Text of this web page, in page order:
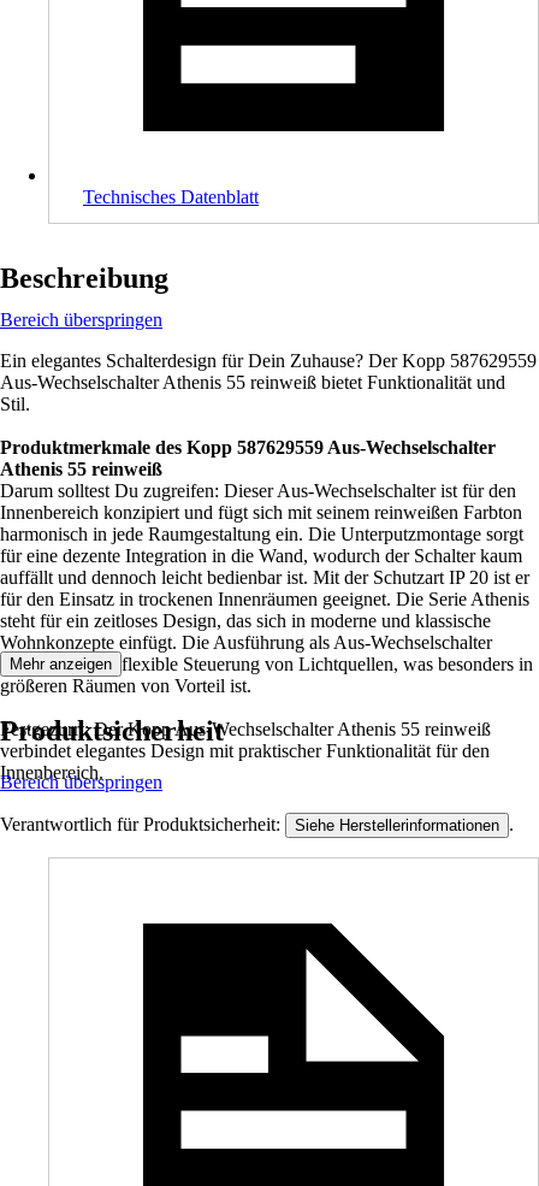
Technisches Datenblatt
Beschreibung
Bereich überspringen
Ein elegantes Schalterdesign für Dein Zuhause? Der Kopp 587629559
Aus-Wechselschalter Athenis 55 reinweiß bietet Funktionalität und
Stil.
Produktmerkmale des Kopp 587629559 Aus-Wechselschalter
Athenis 55 reinweiß
Darum solltest Du zugreifen: Dieser Aus-Wechselschalter ist für den
Innenbereich konzipiert und fügt sich mit seinem reinweißen Farbton
harmonisch in jede Raumgestaltung ein. Die Unterputzmontage sorgt
für eine dezente Integration in die Wand, wodurch der Schalter kaum
auffällt und dennoch leicht bedienbar ist. Mit der Schutzart IP 20 ist er
für den Einsatz in trockenen Innenräumen geeignet. Die Serie Athenis
steht für ein zeitloses Design, das sich in moderne und klassische
Wohnkonzepte einfügt. Die Ausführung als Aus-Wechselschalter
ermöglicht eine flexible Steuerung von Lichtquellen, was besonders in
größeren Räumen von Vorteil ist.
Festgezurrt: Der Kopp Aus-Wechselschalter Athenis 55 reinweiß
verbindet elegantes Design mit praktischer Funktionalität für den
Innenbereich.
Mehr anzeigen
Produktsicherheit
Bereich überspringen
Verantwortlich für Produktsicherheit: Siehe Herstellerinformationen .